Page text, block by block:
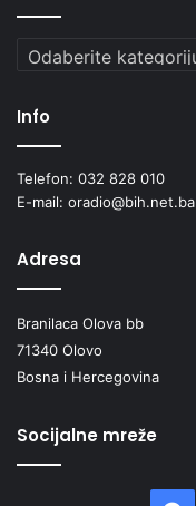
Kategorije
Info
Telefon: 032 828 010
E-mail: oradio@bih.net.ba
Adresa
Branilaca Olova bb
71340 Olovo
Bosna i Hercegovina
Socijalne mreže